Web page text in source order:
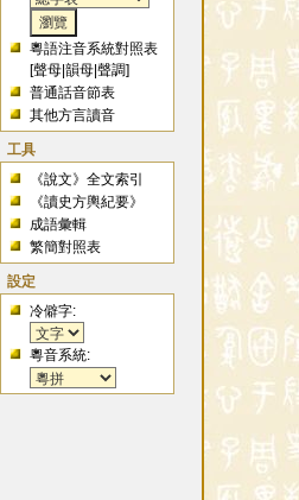
粵語注音系統對照表
[聲母 |韻母 |聲調]
普通話音節表
其他方言讀音
工具
《說文》全文索引
《讀史方輿紀要》
成語彙輯
繁簡對照表
設定
冷僻字:
粵音系統: